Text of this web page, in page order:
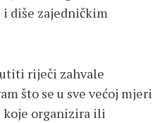
diše zajedničkim
riječi zahvale
što se u sve većoj mjeri
organizira ili